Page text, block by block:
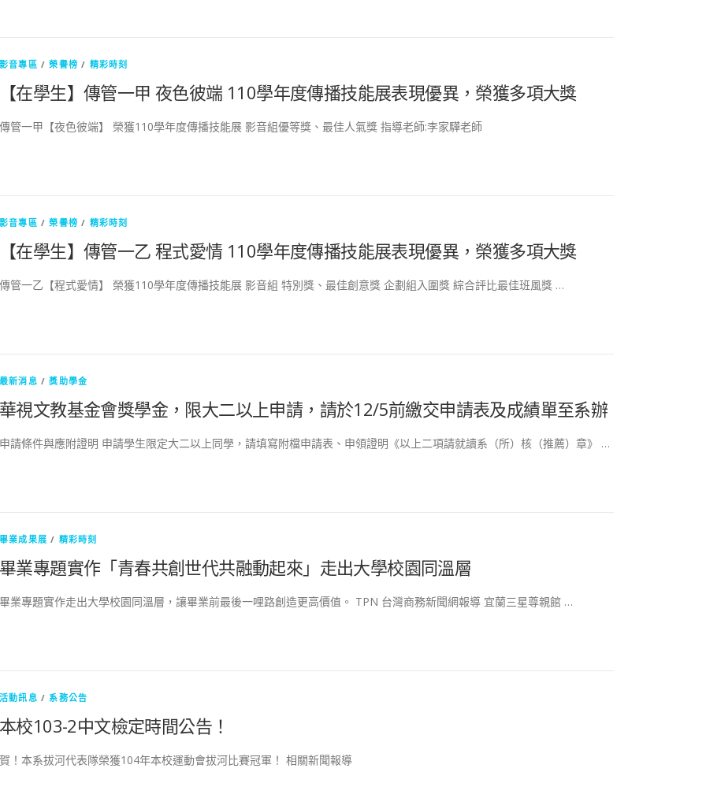
影音專區 /榮譽榜 / 精彩時刻
【在學生】傳管一甲 夜色彼端 110學年度傳播技能展表現優異，榮獲多項大獎
傳管一甲【夜色彼端】 榮獲110學年度傳播技能展 影音組優等獎、最佳人氣獎 指導老師:李家驊老師
影音專區 /榮譽榜 / 精彩時刻
【在學生】傳管一乙 程式愛情 110學年度傳播技能展表現優異，榮獲多項大獎
傳管一乙【程式愛情】 榮獲110學年度傳播技能展 影音組 特別獎、最佳創意獎 企劃組入圍獎 綜合評比最佳班風獎 …
最新消息 /獎助學金
華視文教基金會獎學金，限大二以上申請，請於12/5前繳交申請表及成績單至系辦
申請條件與應附證明 申請學生限定大二以上同學，請填寫附檔申請表、申領證明《以上二項請就讀系（所）核（推薦）章》 …
畢業成果展 / 精彩時刻
畢業專題實作「青春共創世代共融動起來」走出大學校園同溫層
畢業專題實作走出大學校園同溫層，讓畢業前最後一哩路創造更高價值。 TPN 台灣商務新聞網報導 宜蘭三星尊親館 …
活動訊息 /系務公告
本校103-2中文檢定時間公告！
賀！本系拔河代表隊榮獲104年本校運動會拔河比賽冠軍！ 相關新聞報導